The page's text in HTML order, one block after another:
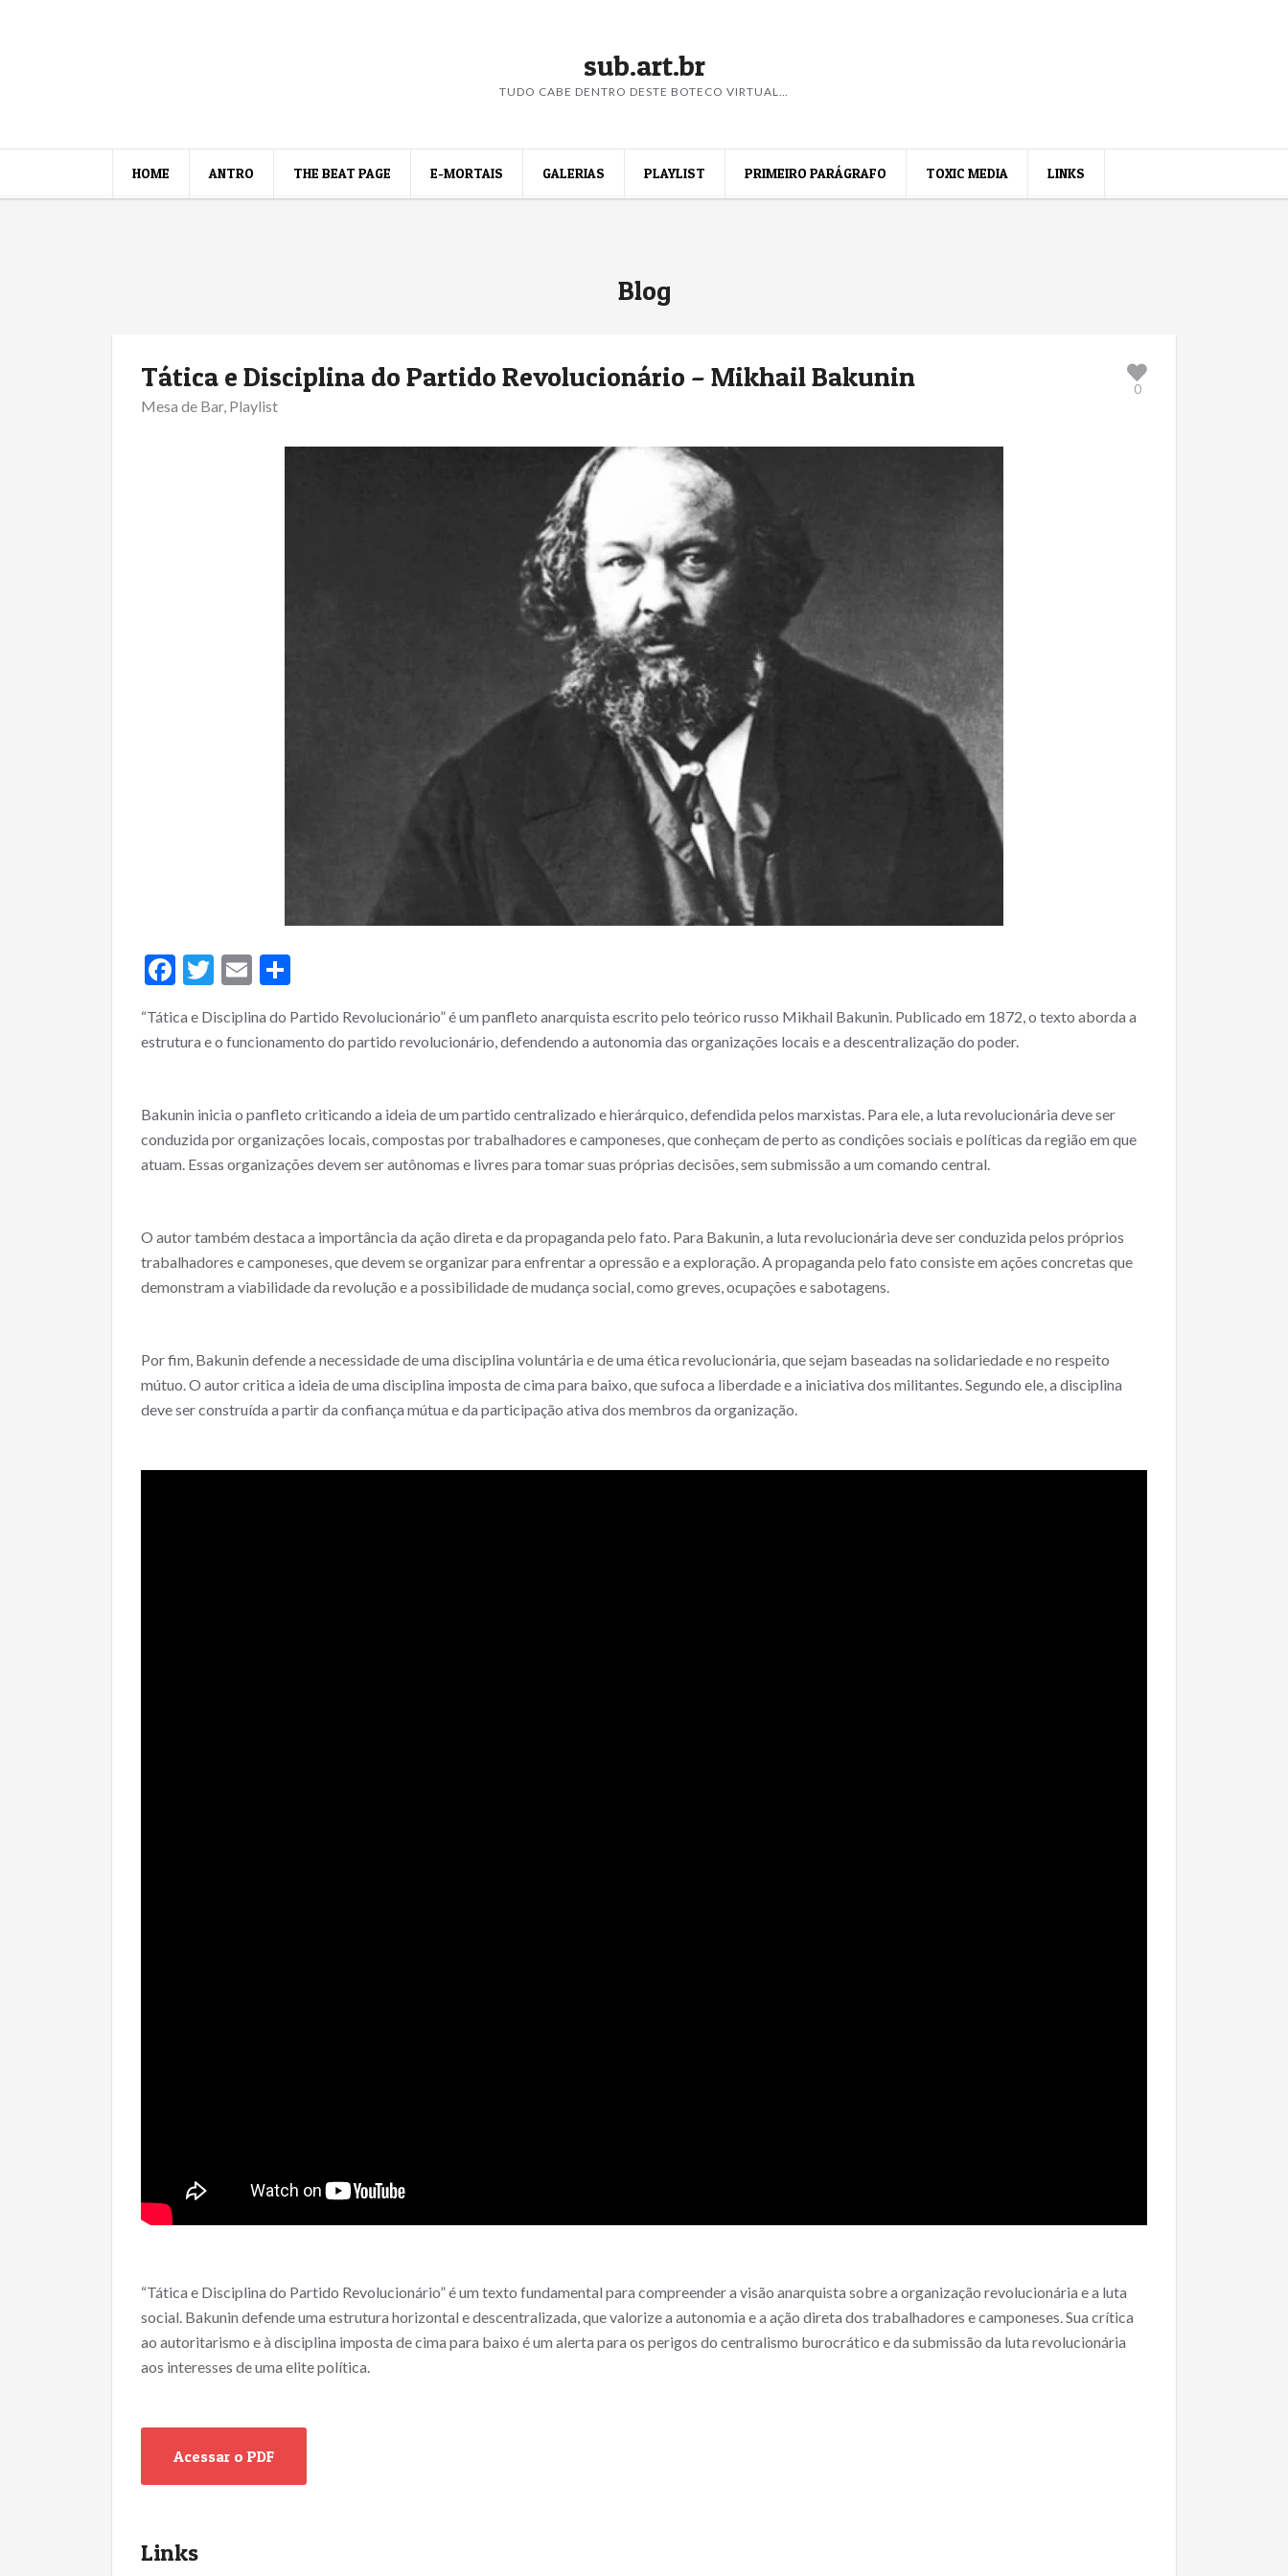
sub.art.br
TUDO CABE DENTRO DESTE BOTECO VIRTUAL…
HOME ANTRO THE BEAT PAGE E-MORTAIS GALERIAS PLAYLIST PRIMEIRO PARÁGRAFO TOXIC MEDIA LINKS
Blog
Tática e Disciplina do Partido Revolucionário – Mikhail Bakunin 0
Mesa de Bar, Playlist
F
e
o
k
T
itt
E
ai ar
“Tática e Disciplina do Partido Revolucionário” é um panfleto anarquista escrito pelo teórico russo Mikhail Bakunin. Publicado em 1872, o texto aborda a
estrutura e o funcionamento do partido revolucionário, defendendo a autonomia das organizações locais e a descentralização do poder.
Bakunin inicia o panfleto criticando a ideia de um partido centralizado e hierárquico, defendida pelos marxistas. Para ele, a luta revolucionária deve ser
conduzida por organizações locais, compostas por trabalhadores e camponeses, que conheçam de perto as condições sociais e políticas da região em que
atuam. Essas organizações devem ser autônomas e livres para tomar suas próprias decisões, sem submissão a um comando central.
O autor também destaca a importância da ação direta e da propaganda pelo fato. Para Bakunin, a luta revolucionária deve ser conduzida pelos próprios
trabalhadores e camponeses, que devem se organizar para enfrentar a opressão e a exploração. A propaganda pelo fato consiste em ações concretas que
demonstram a viabilidade da revolução e a possibilidade de mudança social, como greves, ocupações e sabotagens.
Por fim, Bakunin defende a necessidade de uma disciplina voluntária e de uma ética revolucionária, que sejam baseadas na solidariedade e no respeito
mútuo. O autor critica a ideia de uma disciplina imposta de cima para baixo, que sufoca a liberdade e a iniciativa dos militantes. Segundo ele, a disciplina
deve ser construída a partir da confiança mútua e da participação ativa dos membros da organização.
“Tática e Disciplina do Partido Revolucionário” é um texto fundamental para compreender a visão anarquista sobre a organização revolucionária e a luta
social. Bakunin defende uma estrutura horizontal e descentralizada, que valorize a autonomia e a ação direta dos trabalhadores e camponeses. Sua crítica
ao autoritarismo e à disciplina imposta de cima para baixo é um alerta para os perigos do centralismo burocrático e da submissão da luta revolucionária
aos interesses de uma elite política.
Acessar o PDF
Links